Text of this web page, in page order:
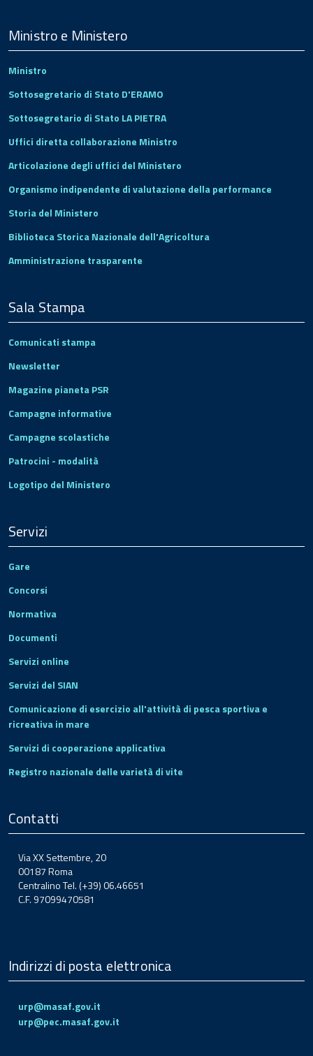
Footer
Ministro e Ministero
Ministro
Sottosegretario di Stato D'ERAMO
Sottosegretario di Stato LA PIETRA
Uffici diretta collaborazione Ministro
Articolazione degli uffici del Ministero
Organismo indipendente di valutazione della performance
Storia del Ministero
Biblioteca Storica Nazionale dell'Agricoltura
Amministrazione trasparente
Sala Stampa
Comunicati stampa
Newsletter
Magazine pianeta PSR
Campagne informative
Campagne scolastiche
Patrocini - modalità
Logotipo del Ministero
Servizi
Gare
Concorsi
Normativa
Documenti
Servizi online
Servizi del SIAN
Comunicazione di esercizio all'attività di pesca sportiva e
ricreativa in mare
Servizi di cooperazione applicativa
Registro nazionale delle varietà di vite
Contatti
Via XX Settembre, 20
00187 Roma
Centralino Tel. (+39) 06.46651
C.F. 97099470581
Indirizzi di posta elettronica
urp@masaf.gov.it
urp@pec.masaf.gov.it